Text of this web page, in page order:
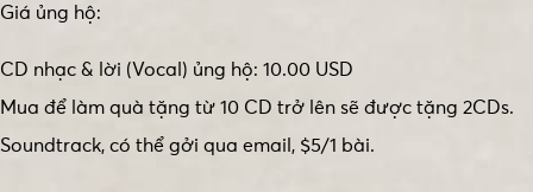
Giá ủng hộ:
CD nhạc & lời (Vocal) ủng hộ: 10.00 USD
Mua để làm quà tặng từ 10 CD trở lên sẽ được tặng 2CDs.
Soundtrack, có thể gởi qua email, $5/1 bài.